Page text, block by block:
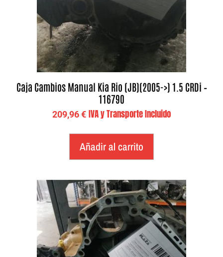
Caja Cambios Manual Kia Rio (JB)(2005->) 1.5 CRDi –
116790
209,96€ IVA y Transporte Incluido
Añadir al carrito